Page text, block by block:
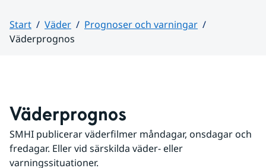
Start Väder
Prognoser och varningar
Väderprognos
Väderprognos
SMHI publicerar väderfilmer måndagar, onsdagar och
fredagar. Eller vid särskilda väder- eller
varningssituationer.